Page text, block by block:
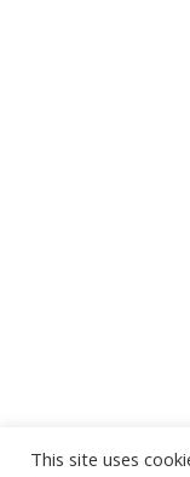
This site uses